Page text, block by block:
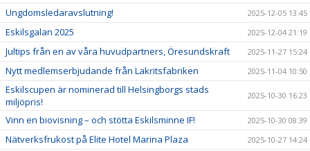
Ungdomsledaravslutning! 2025-12-05 13:45
Eskilsgalan 2025 2025-12-04 21:19
Jultips från en av våra huvudpartners, Öresundskraft 2025-11-27 15:24
Nytt medlemserbjudande från Lakritsfabriken 2025-11-04 10:50
Eskilscupen är nominerad till Helsingborgs stads
miljöpris!
2025-10-30 16:23
Vinn en biovisning – och stötta Eskilsminne IF! 2025-10-30 08:39
Nätverksfrukost på Elite Hotel Marina Plaza 2025-10-27 14:24